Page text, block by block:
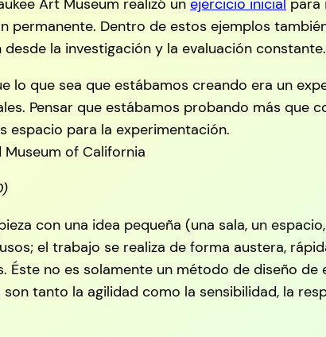
Art Museum realizó un ejercicio inicial para
Dentro de estos ejemplos
la investigación y la evaluación constante.
que sea que estábamos creando era un
Pensar que estábamos probando más que
espacio para la experimentación.
Museum of California
con una idea pequeña (una sala, un
el trabajo se realiza de forma austera,
no es solamente un método de diseño de
tanto la agilidad como la sensibilidad, la